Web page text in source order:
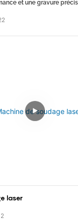
et une gravure
bords nets et précis, ainsi
finesse. Des tissus
laser